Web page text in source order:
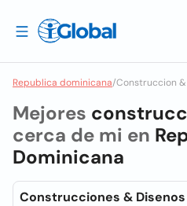
Republica dominicana/Construccion
Mejores
cerca de mi en
Dominicana
Construcciones & Disenos